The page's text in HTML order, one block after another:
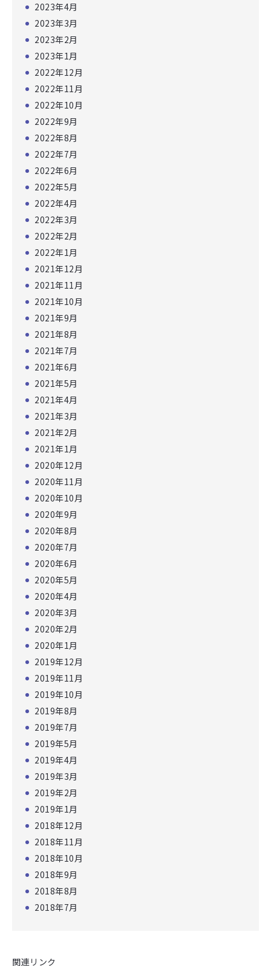
2023年4月
2023年3月
2023年2月
2023年1月
2022年12月
2022年11月
2022年10月
2022年9月
2022年8月
2022年7月
2022年6月
2022年5月
2022年4月
2022年3月
2022年2月
2022年1月
2021年12月
2021年11月
2021年10月
2021年9月
2021年8月
2021年7月
2021年6月
2021年5月
2021年4月
2021年3月
2021年2月
2021年1月
2020年12月
2020年11月
2020年10月
2020年9月
2020年8月
2020年7月
2020年6月
2020年5月
2020年4月
2020年3月
2020年2月
2020年1月
2019年12月
2019年11月
2019年10月
2019年8月
2019年7月
2019年5月
2019年4月
2019年3月
2019年2月
2019年1月
2018年12月
2018年11月
2018年10月
2018年9月
2018年8月
2018年7月
関連リンク